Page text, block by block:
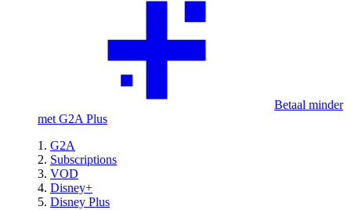
Betaal minder
met G2A Plus
G2A
Subscriptions
VOD
Disney+
Disney Plus